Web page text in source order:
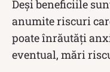
Deși beneficiile
anumite riscuri
poate înrăutăți
eventual, mări